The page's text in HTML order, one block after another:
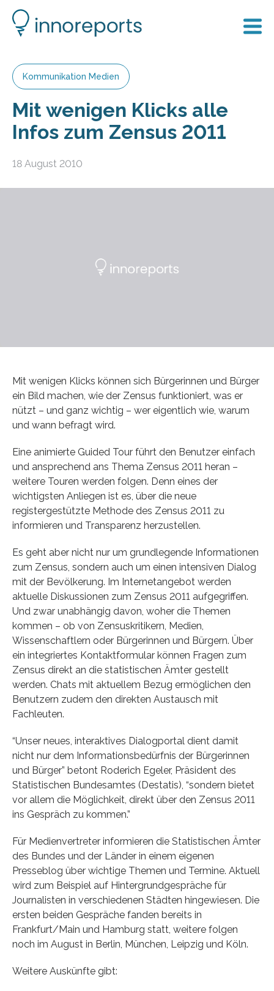
Kommunikation Medien
Mit wenigen Klicks alle
Infos zum Zensus 2011
18 August 2010
Mit wenigen Klicks können sich Bürgerinnen und Bürger
ein Bild machen, wie der Zensus funktioniert, was er
nützt – und ganz wichtig – wer eigentlich wie, warum
und wann befragt wird.
Eine animierte Guided Tour führt den Benutzer einfach
und ansprechend ans Thema Zensus 2011 heran –
weitere Touren werden folgen. Denn eines der
wichtigsten Anliegen ist es, über die neue
registergestützte Methode des Zensus 2011 zu
informieren und Transparenz herzustellen.
Es geht aber nicht nur um grundlegende Informationen
zum Zensus, sondern auch um einen intensiven Dialog
mit der Bevölkerung. Im Internetangebot werden
aktuelle Diskussionen zum Zensus 2011 aufgegriffen.
Und zwar unabhängig davon, woher die Themen
kommen – ob von Zensuskritikern, Medien,
Wissenschaftlern oder Bürgerinnen und Bürgern. Über
ein integriertes Kontaktformular können Fragen zum
Zensus direkt an die statistischen Ämter gestellt
werden. Chats mit aktuellem Bezug ermöglichen den
Benutzern zudem den direkten Austausch mit
Fachleuten.
“Unser neues, interaktives Dialogportal dient damit
nicht nur dem Informationsbedürfnis der Bürgerinnen
und Bürger” betont Roderich Egeler, Präsident des
Statistischen Bundesamtes (Destatis), “sondern bietet
vor allem die Möglichkeit, direkt über den Zensus 2011
ins Gespräch zu kommen.”
Für Medienvertreter informieren die Statistischen Ämter
des Bundes und der Länder in einem eigenen
Presseblog über wichtige Themen und Termine. Aktuell
wird zum Beispiel auf Hintergrundgespräche für
Journalisten in verschiedenen Städten hingewiesen. Die
ersten beiden Gespräche fanden bereits in
Frankfurt/Main und Hamburg statt, weitere folgen
noch im August in Berlin, München, Leipzig und Köln.
Weitere Auskünfte gibt: